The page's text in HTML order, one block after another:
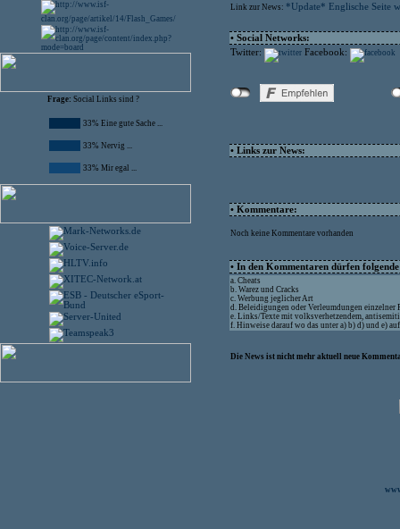
Frage: Social Links sind ?
33% Eine gute Sache ...
33% Nervig ...
33% Mir egal ...
Link zur News: *Update* Englische Seite
• Social Networks:
Twitter:
Facebook:
• Links zur News:
• Kommentare:
Noch keine Kommentare vorhanden
• In den Kommentaren dürfen
a. Cheats
b. Warez und Cracks
c. Werbung jeglicher Art
d. Beleidigungen oder Verleumdungen einzelner
e. Links/Texte mit volksverhetzendem,
f. Hinweise darauf wo das unter a) b) d) und e)
Die News ist nicht mehr aktuell neue